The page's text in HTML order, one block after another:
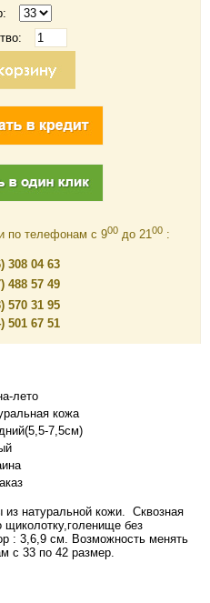
по телефонам c 900до 2100:
308 04 63
488 57 49
570 31 95
501 67 51
лето
кожа
7,5см)
из натуральной кожи. Сквозная
без
: 3,6,9 см. Возможность менять
с 33 по 42 размер.